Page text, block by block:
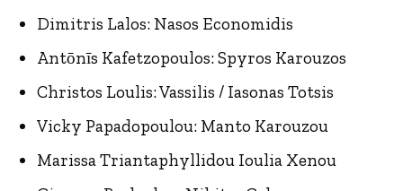
Dimitris Lalos: Nasos Economidis
Antōnīs Kafetzopoulos: Spyros Karouzos
Christos Loulis: Vassilis / Iasonas Totsis
Vicky Papadopoulou: Manto Karouzou
Marissa Triantaphyllidou Ioulia Xenou